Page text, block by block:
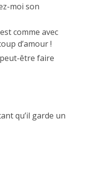
moi son
comme avec
d’amour !
être faire
qu’il garde un